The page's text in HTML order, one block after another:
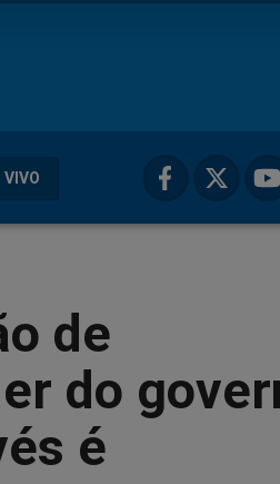
VIVO
de
do
é